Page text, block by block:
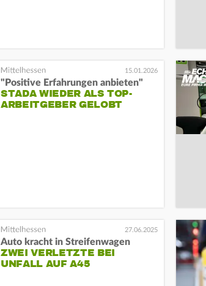
15.01.2026
"Positive Erfahrungen anbieten"
STADA WIEDER ALS TOP-
ARBEITGEBER GELOBT
27.06.2025
Auto kracht in Streifenwagen
ZWEI VERLETZTE BEI
UNFALL AUF A45